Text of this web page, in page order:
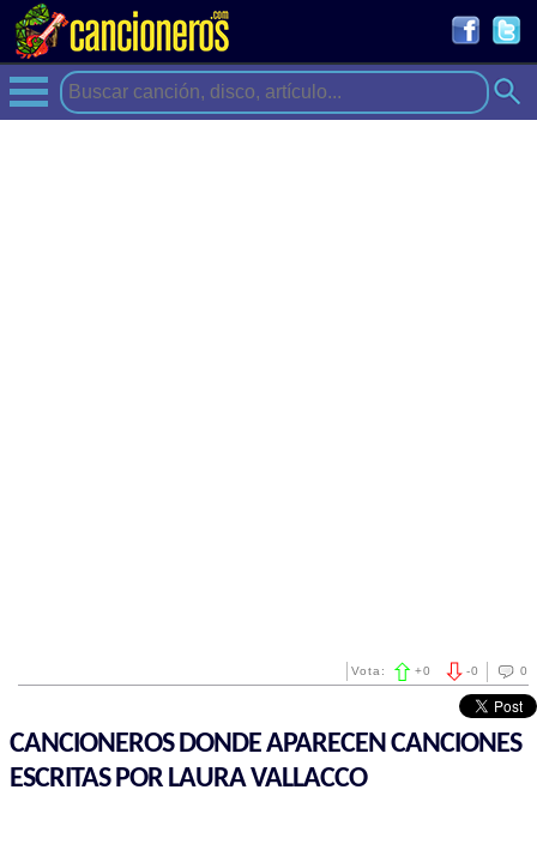
0
-0
Vota: +0
CANCIONEROS DONDE APARECEN CANCIONES
ESCRITAS POR LAURA VALLACCO